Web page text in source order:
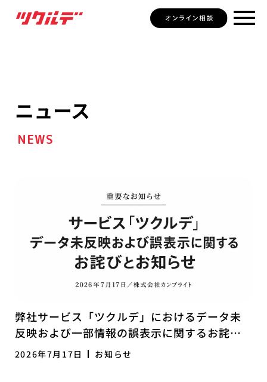
ニュース
NEWS
弊社サービス「ツクルデ」におけるデータ未
反映および一部情報の誤表示に関するお詫び
とお知らせ
2026年7月17日 お知らせ